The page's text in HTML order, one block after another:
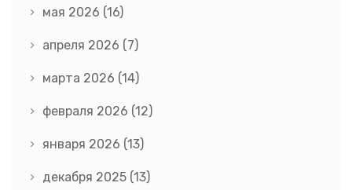
мая 2026 (16)
апреля 2026 (7)
марта 2026 (14)
февраля 2026 (12)
января 2026 (13)
декабря 2025 (13)